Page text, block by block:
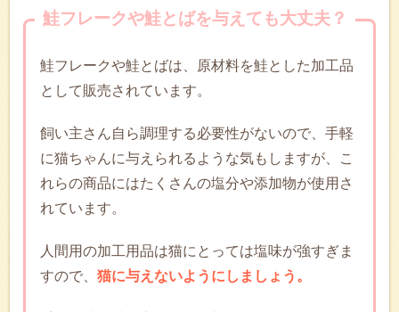
鮭フレークや鮭とばを与えても大丈夫？
鮭フレークや鮭とばは、原材料を鮭とした加工品
として販売されています。
飼い主さん自ら調理する必要性がないので、手軽
に猫ちゃんに与えられるような気もしますが、こ
れらの商品にはたくさんの塩分や添加物が使用さ
れています。
人間用の加工用品は猫にとっては塩味が強すぎま
すので、 猫に与えないようにしましょう。